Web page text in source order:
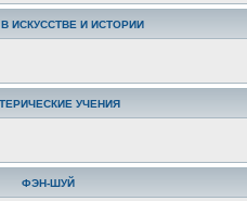
ИСКУССТВЕ И ИСТОРИИ
УЧЕНИЯ
ФЭН-ШУЙ